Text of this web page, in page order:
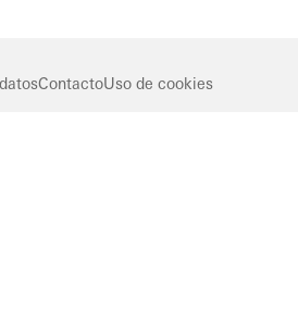
ContactoUso de cookies